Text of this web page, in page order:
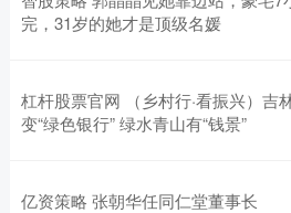
完，31岁的她才是顶级名媛
杠杆股票官网 （乡村行·看振兴）吉
变“绿色银行” 绿水青山有“钱景”
亿资策略 张朝华任同仁堂董事长